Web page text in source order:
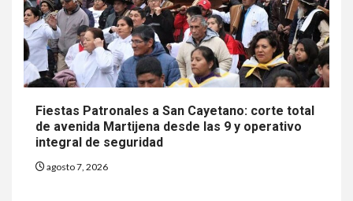
Fiestas Patronales a San Cayetano: corte total
de avenida Martijena desde las 9 y operativo
integral de seguridad
agosto 7, 2026